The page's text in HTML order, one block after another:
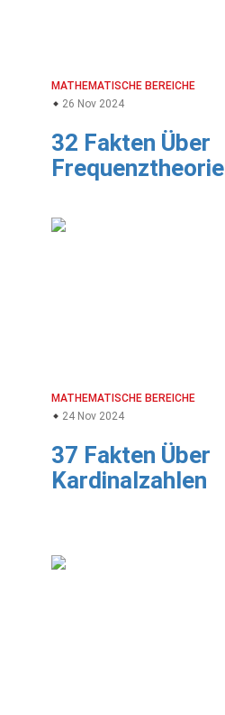
MATHEMATISCHE BEREICHE
26 Nov 2024
32 Fakten Über
Frequenztheorie
MATHEMATISCHE BEREICHE
24 Nov 2024
37 Fakten Über
Kardinalzahlen